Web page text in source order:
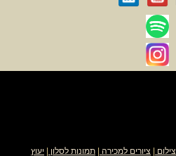
צילום ציורים למכירה תמונות לסלון
יעוץ